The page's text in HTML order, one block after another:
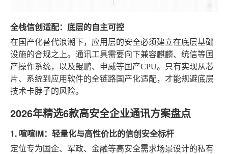
全栈信创适配：底层的自主可控
在国产化替代浪潮下，应用层的安全必须建立在底层基础
设施的合规之上。通讯工具需要向下兼容麒麟、统信等国
产操作系统，以及鲲鹏、申威等国产CPU。只有实现从芯
片、系统到应用软件的全链路国产化适配，才能规避底层
技术卡脖子的风险。
2026年精选6款高安全企业通讯方案盘点
1. 喧喧IM：轻量化与高性价比的信创安全标杆
定位专为国企、军政、金融等高安全需求场景设计的私有